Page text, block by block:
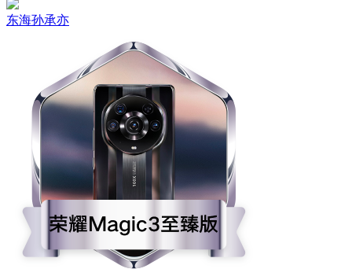
东海孙承亦